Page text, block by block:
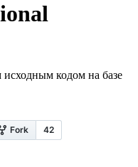
кодом на базе